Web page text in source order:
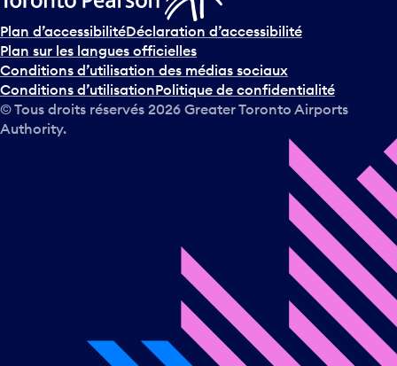
Plan d’accessibilitéDéclaration d’accessibilité
Plan sur les langues officielles
Conditions d’utilisation des médias sociaux
Conditions d’utilisationPolitique de confidentialité
© Tous droits réservés 2026 Greater Toronto Airports
Authority.